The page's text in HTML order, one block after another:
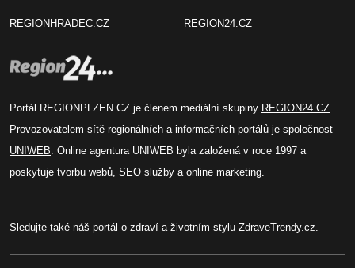
REGIONHRADEC.CZ REGION24.CZ
Portál REGIONPLZEN.CZ je členem mediální skupiny REGION24.CZ.
Provozovatelem sítě regionálních a informačních portálů je společnost
UNIWEB. Online agentura UNIWEB byla založená v roce 1997 a
poskytuje tvorbu webů, SEO služby a online marketing.
Sledujte také náš portál o zdraví a životním stylu ZdraveTrendy.cz.